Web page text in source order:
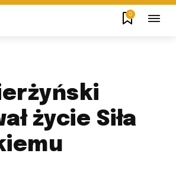
0
życie Siła